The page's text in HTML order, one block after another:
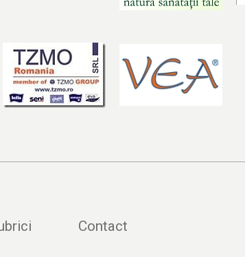
Contact